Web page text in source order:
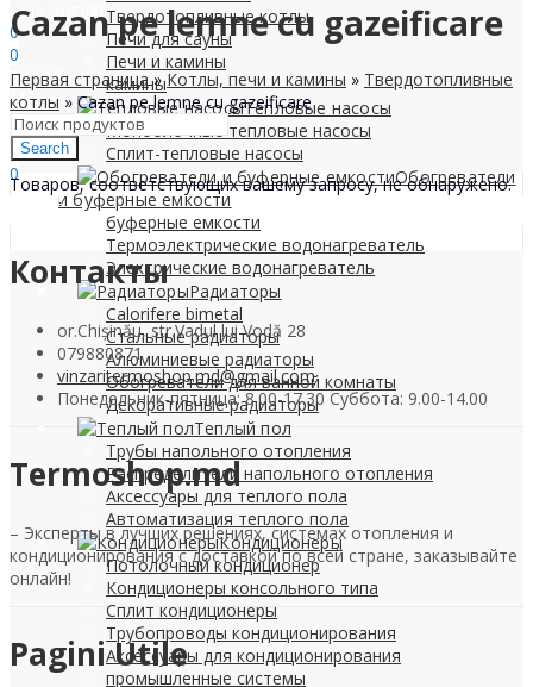
Твердотопливные котлы
Печи для сауны
Печи и камины
камины
Тепловые насосы
Моноблочные тепловые насосы
Сплит-тепловые насосы
Обогреватели
и буферные емкости
буферные емкости
Термоэлектрические водонагреватель
Электрические водонагреватель
Радиаторы
Calorifere bimetal
Стальные радиаторы
Алюминиевые радиаторы
Обогреватели для ванной комнаты
Декоративные радиаторы
Tеплый пол
Трубы напольного отопления
Распределители напольного отопления
Аксессуары для теплого пола
Автоматизация теплого пола
Кондиционеры
Потолочный кондиционер
Кондиционеры консольного типа
Сплит кондиционеры
Трубопроводы кондиционирования
Аксессуары для кондиционирования
промышленные системы
Hello,
0
0
0МДЛ
Меню
Search
0
0МДЛ
Cazan pe lemne cu gazeificare
Первая страница»Котлы, печи и камины » Твердотопливные
котлы » Cazan pe lemne cu gazeificare
Товаров, соответствующих вашему запросу, не обнаружено.
Контакты
or.Chișinău, str.Vadul lui Vodă 28
079880871
vinzaritermoshop.md@gmail.com
Понедельник-пятница: 8.00-17.30 Суббота: 9.00-14.00
Termoshop.md
– Эксперты в лучших решениях, системах отопления и
кондиционирования с доставкой по всей стране, заказывайте
онлайн!
Pagini Utile